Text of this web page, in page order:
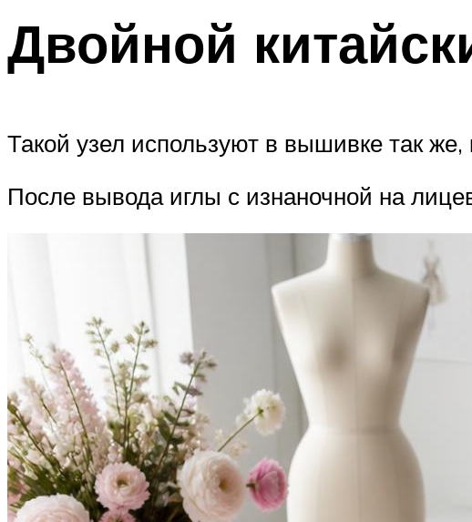
Двойной
Такой узел используют в вышивке так
После вывода иглы с изнаночной на